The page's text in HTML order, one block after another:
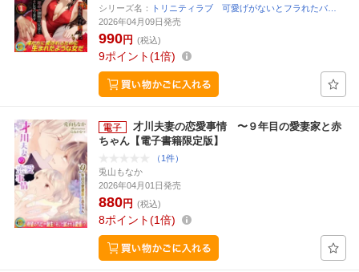
シリーズ名：
トリニティラブ 可愛げがないとフラれたバ…
2026年04月09日発売
990円 (税込)
9ポイント 1倍
才川夫妻の恋愛事情 〜９年目の愛妻家と赤
ちゃん【電子書籍限定版】
（1件）
兎山もなか
2026年04月01日発売
880円 (税込)
8ポイント 1倍